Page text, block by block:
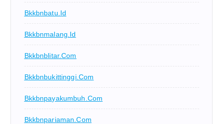
Bkkbnbatu.id
Bkkbnmalang.id
Bkkbnblitar.com
Bkkbnbukittinggi.com
Bkkbnpayakumbuh.com
Bkkbnpariaman.com